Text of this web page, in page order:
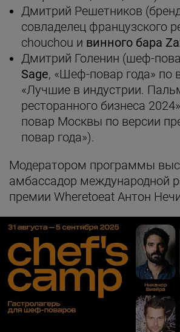
Дмитрий Решетников
совладелец французского
chouchou и винного бара
Дмитрий Голенин (шеф-
Sage, «Шеф-повар года» по
«Лучшие в индустрии.
ресторанного бизнеса
повар Москвы по версии
повар года»).
Модератором программы
амбассадор международной
премии Wheretoeat Антон